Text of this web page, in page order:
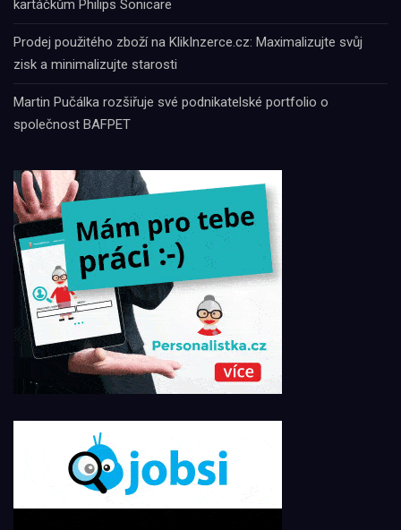
kartáčkům Philips Sonicare
Prodej použitého zboží na KlikInzerce.cz: Maximalizujte svůj
zisk a minimalizujte starosti
Martin Pučálka rozšiřuje své podnikatelské portfolio o
společnost BAFPET